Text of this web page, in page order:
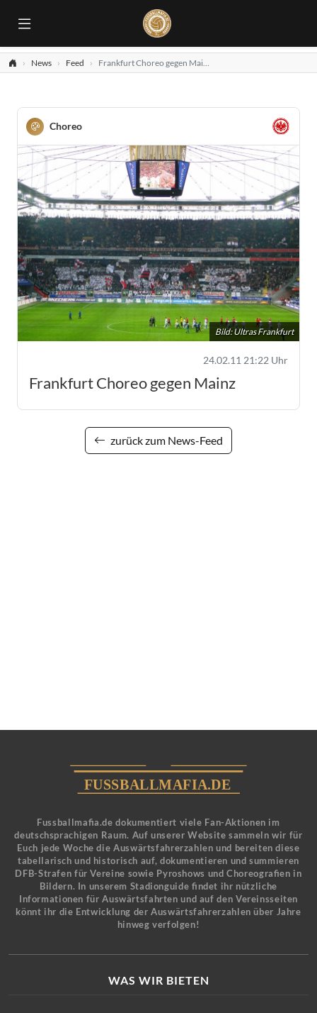
News Feed Frankfurt Choreo gegen Mainz
Choreo
Bild: Ultras Frankfurt
24.02.11 21:22 Uhr
Frankfurt Choreo gegen Mainz
zurück zum News-Feed
Fussballmafia.de dokumentiert viele Fan-Aktionen im
deutschsprachigen Raum. Auf unserer Website sammeln wir für
Euch jede Woche die Auswärtsfahrerzahlen und bereiten diese
tabellarisch und historisch auf, dokumentieren und summieren
DFB-Strafen für Vereine sowie Pyroshows und Choreografien in
Bildern. In unserem Stadionguide findet ihr nützliche
Informationen für Auswärtsfahrten und auf den Vereinsseiten
könnt ihr die Entwicklung der Auswärtsfahrerzahlen über Jahre
hinweg verfolgen!
WAS WIR BIETEN